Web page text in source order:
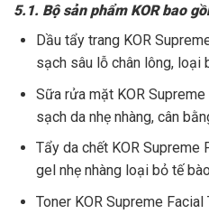
5.1. Bộ sản phẩm KOR bao
Dầu tẩy trang KOR
sạch sâu lỗ chân lông, loại
Sữa rửa mặt KOR
sạch da nhẹ nhàng, cân
Tẩy da chết KOR Supreme
gel nhẹ nhàng loại bỏ tế
Toner KOR Supreme